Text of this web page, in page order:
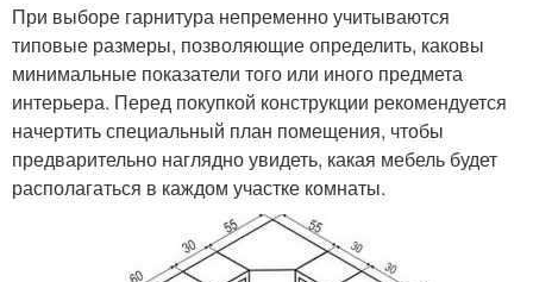
При выборе гарнитура непременно учитываются
типовые размеры, позволяющие определить, каковы
минимальные показатели того или иного предмета
интерьера. Перед покупкой конструкции рекомендуется
начертить специальный план помещения, чтобы
предварительно наглядно увидеть, какая мебель будет
располагаться в каждом участке комнаты.